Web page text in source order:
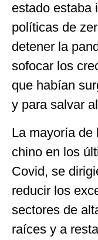
estado estaba
políticas de
detener la
sofocar los
que habían
y para salvar
La mayoría de
chino en los
Covid, se
reducir los
sectores de
raíces y a